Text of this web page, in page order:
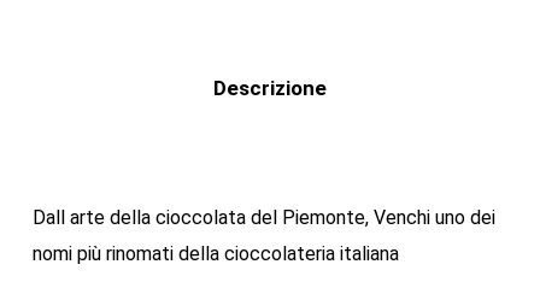
Descrizione
Dall arte della cioccolata del Piemonte, Venchi uno dei
nomi più rinomati della cioccolateria italiana